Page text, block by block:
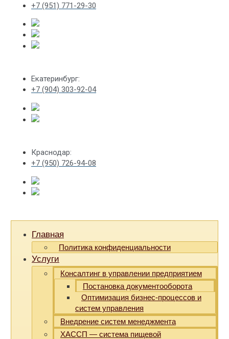
+7 (951) 771-29-30
Екатеринбург:
+7 (904) 303-92-04
Краснодар:
+7 (950) 726-94-08
Главная
Политика конфиденциальности
Услуги
Консалтинг в управлении предприятием
Постановка документооборота
Оптимизация бизнес-процессов и
систем управления
Внедрение систем менеджмента
ХАССП — система пищевой